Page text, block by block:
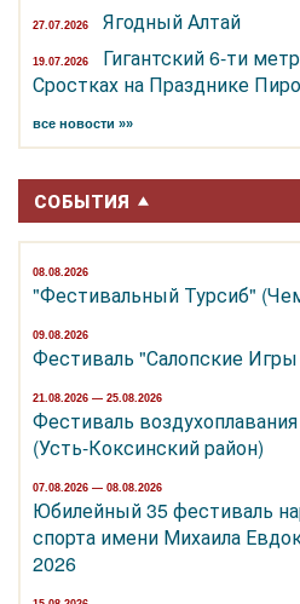
27.07.2026 Ягодный Алтай
19.07.2026
Гигантский 6-ти
Сростках на Празднике
все новости »»
СОБЫТИЯ
08.08.2026
"Фестивальный Турсиб"
09.08.2026
Фестиваль "Салопские Игры
21.08.2026 — 25.08.2026
Фестиваль
(Усть-Коксинский район)
07.08.2026 — 08.08.2026
Юбилейный 35 фестиваль
спорта имени Михаила
2026